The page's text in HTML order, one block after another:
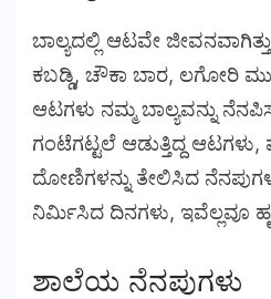
ಬಾಲ್ಯದಲ್ಲಿ ಆಟವೇ
ಕಬಡ್ಡಿ, ಚೌಕಾ ಬಾರ, ಲಗೋರಿ
ಆಟಗಳು ನಮ್ಮ ಬಾಲ್ಯವನ್ನು
ಗಂಟೆಗಟ್ಟಲೆ ಆಡುತ್ತಿದ್ದ
ದೋಣಿಗಳನ್ನು ತೇಲಿಸಿದ
ನಿರ್ಮಿಸಿದ ದಿನಗಳು, ಇವೆಲ್ಲವೂ
ಶಾಲೆಯ ನೆನಪುಗಳು